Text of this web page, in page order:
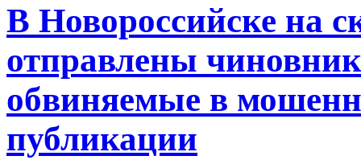
В Новороссийске на
отправлены
обвиняемые в
публикации